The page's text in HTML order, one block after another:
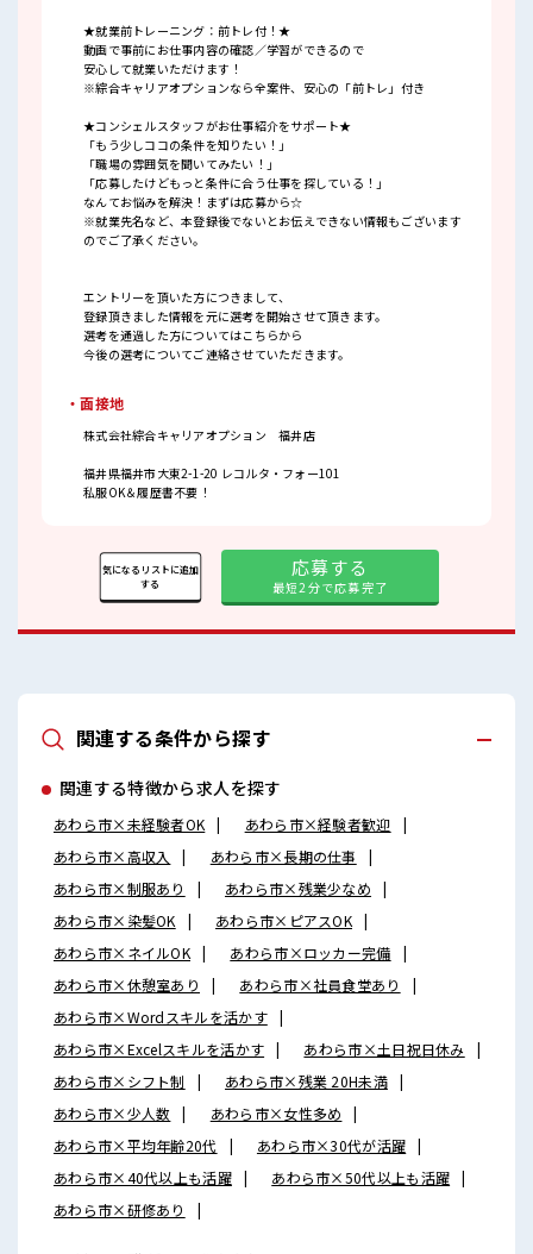
★就業前トレーニング：前トレ付！★
動画で事前にお仕事内容の確認／学習ができるので
安心して就業いただけます！
※綜合キャリアオプションなら全案件、安心の「前トレ」付き
★コンシェルスタッフがお仕事紹介をサポート★
「もう少しココの条件を知りたい！」
「職場の雰囲気を聞いてみたい！」
「応募したけどもっと条件に合う仕事を探している！」
なんてお悩みを解決！まずは応募から☆
※就業先名など、本登録後でないとお伝えできない情報もございます
のでご了承ください。
エントリーを頂いた方につきまして、
登録頂きました情報を元に選考を開始させて頂きます。
選考を通過した方についてはこちらから
今後の選考についてご連絡させていただきます。
・面接地
株式会社綜合キャリアオプション 福井店
福井県福井市大東2-1-20 レコルタ・フォー101
私服OK＆履歴書不要！
応募する
最短2分で応募完了
気になるリストに追加
する
関連する条件から探す
関連する特徴から求人を探す
あわら市×未経験者OK
あわら市×経験者歓迎
あわら市×高収入
あわら市×長期の仕事
あわら市×制服あり
あわら市×残業少なめ
あわら市×染髪OK
あわら市×ピアスOK
あわら市×ネイルOK
あわら市×ロッカー完備
あわら市×休憩室あり
あわら市×社員食堂あり
あわら市×Wordスキルを活かす
あわら市×Excelスキルを活かす
あわら市×土日祝日休み
あわら市×シフト制
あわら市×残業 20H未満
あわら市×少人数
あわら市×女性多め
あわら市×平均年齢20代
あわら市×30代が活躍
あわら市×40代以上も活躍
あわら市×50代以上も活躍
あわら市×研修あり